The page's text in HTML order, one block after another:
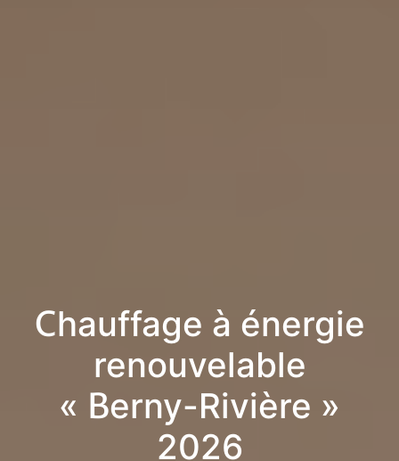
Chauffage à énergie
renouvelable
« Berny-Rivière »
2026